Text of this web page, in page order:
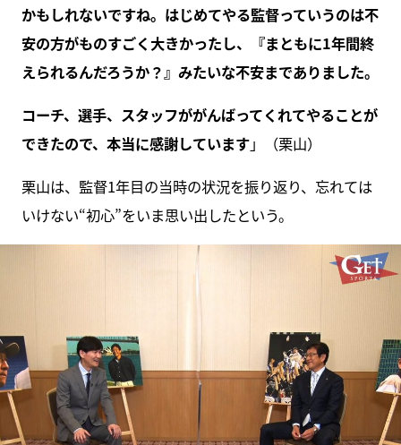
かもしれないですね。はじめてやる監督っていうのは不
安の方がものすごく大きかったし、『まともに1年間終
えられるんだろうか？』みたいな不安までありました。
コーチ、選手、スタッフががんばってくれてやることが
できたので、本当に感謝しています」（栗山）
栗山は、監督1年目の当時の状況を振り返り、忘れては
いけない“初心”をいま思い出したという。